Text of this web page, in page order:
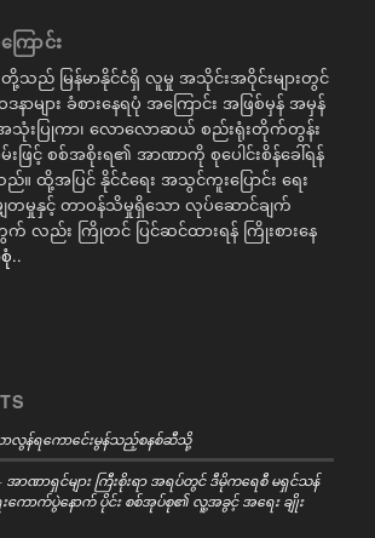
ြောင်း
ည် မြန်မာနိုင်ငံရှိ လူမှု အသိုင်းအဝိုင်းများတွင်
ာများ ခံစားနေရပုံ အကြောင်း အဖြစ်မှန် အမှန်
အသုံးပြုကာ၊ လောလောဆယ် စည်းရုံးတိုက်တွန်း
းဖြင့် စစ်အစိုးရ၏ အာဏာကို စုပေါင်းစိန်ခေါ်ရန်
ည်။ ထို့အပြင် နိုင်ငံရေး အသွင်ကူးပြောင်း ရေး
တမှုနှင့် တာဝန်သိမှုရှိသော လုပ်ဆောင်ချက်
လည်း ကြိုတင် ပြင်ဆင်ထားရန် ကြိုးစားနေ
..
န်ရကောင်ေးမွန်သည့်စနစ်ဆီသို့
ာဏာရှင်များ ကြီးစိုးရာ အရပ်တွင် ဒီမိုကရေစီ မရှင်သန်
ောက်ပွဲနောက် ပိုင်း စစ်အုပ်စု၏ လူ့အခွင့် အရေး ချိုး